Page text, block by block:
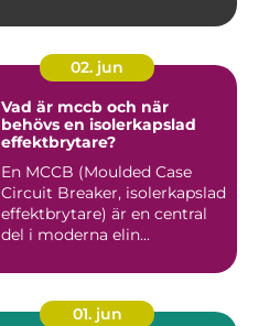
02. jun
Vad är mccb och när
behövs en isolerkapslad
effektbrytare?
En MCCB (Moulded Case
Circuit Breaker, isolerkapslad
effektbrytare) är en central
del i moderna elin...
01. jun